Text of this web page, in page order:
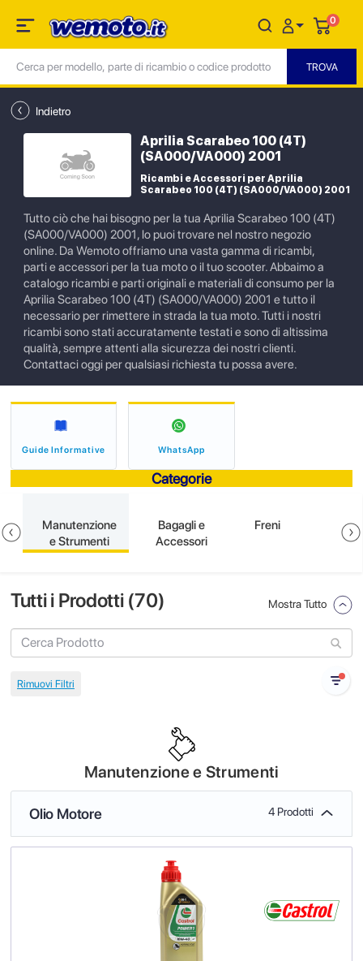
0
Indietro
Aprilia Scarabeo 100 (4T)
(SA000/VA000) 2001
Ricambi e Accessori per Aprilia
Scarabeo 100 (4T) (SA000/VA000) 2001
Tutto ciò che hai bisogno per la tua Aprilia Scarabeo 100 (4T)
(SA000/VA000) 2001, lo puoi trovare nel nostro negozio
online. Da Wemoto offriamo una vasta gamma di ricambi,
parti e accessori per la tua moto o il tuo scooter. Abbaimo a
catalogo ricambi e parti originali e materiali di consumo per la
Aprilia Scarabeo 100 (4T) (SA000/VA000) 2001 e tutto il
necessario per rimettere in strada la tua moto. Tutti i nostri
ricambi sono stati accuratamente testati e sono di altissima
qualità, sempre attenti alla sicurezza dei nostri clienti.
Contattaci oggi per qualsiasi richiesta tu possa avere.
Guide Informative WhatsApp
Categorie
Manutenzione
e Strumenti
Bagagli e
Accessori
Freni
Tutti i Prodotti (70) Mostra Tutto
Manutenzione e Strumenti
Olio Motore 4 Prodotti